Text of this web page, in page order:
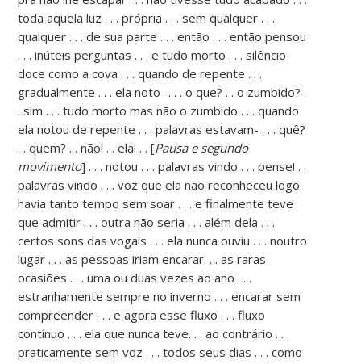
toda aquela luz . . . própria . . . sem qualquer . . .
qualquer . . . de sua parte . . . então . . . então pensou
. . . inúteis perguntas . . . e tudo morto . . . silêncio
doce como a cova . . . quando de repente . . .
gradualmente . . . ela noto- . . . o que? . . o zumbido? .
. sim . . . tudo morto mas não o zumbido . . . quando
ela notou de repente . . . palavras estavam- . . . quê?
. . quem? . . não! . . ela! . . [Pausa e segundo
movimento] . . . notou . . . palavras vindo . . . pense! . .
palavras vindo . . . voz que ela não reconheceu logo
havia tanto tempo sem soar . . . e finalmente teve
que admitir . . . outra não seria . . . além dela . . .
certos sons das vogais . . . ela nunca ouviu . . . noutro
lugar . . . as pessoas iriam encarar. . . as raras
ocasiões . . . uma ou duas vezes ao ano . . .
estranhamente sempre no inverno . . . encarar sem
compreender . . . e agora esse fluxo . . . fluxo
contínuo . . . ela que nunca teve. . . ao contrário . . .
praticamente sem voz . . . todos seus dias . . . como